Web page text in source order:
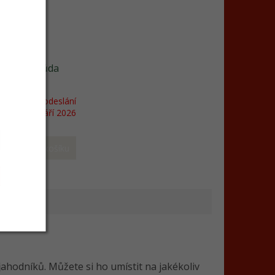
raná odrůda
odeslání
srpen/září 2026
Můžete si ho umístit na jakékoliv